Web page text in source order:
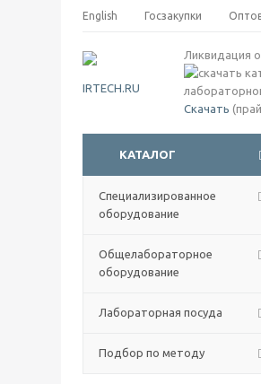
English Госзакупки
Ликвидация
Скачать
КАТАЛОГ
Специализированное
оборудование
Общелабораторное
оборудование
Лабораторная посуда
Подбор по методу